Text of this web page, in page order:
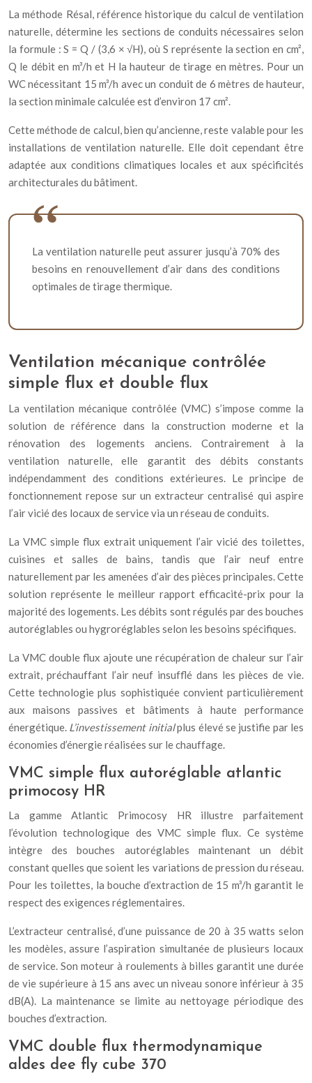
La méthode Résal, référence historique du calcul de ventilation
naturelle, détermine les sections de conduits nécessaires selon
la formule : S = Q / (3,6 × √H), où S représente la section en cm²,
Q le débit en m³/h et H la hauteur de tirage en mètres. Pour un
WC nécessitant 15 m³/h avec un conduit de 6 mètres de hauteur,
la section minimale calculée est d’environ 17 cm².
Cette méthode de calcul, bien qu’ancienne, reste valable pour les
installations de ventilation naturelle. Elle doit cependant être
adaptée aux conditions climatiques locales et aux spécificités
architecturales du bâtiment.
La ventilation naturelle peut assurer jusqu’à 70% des
besoins en renouvellement d’air dans des conditions
optimales de tirage thermique.
Ventilation mécanique contrôlée
simple flux et double flux
La ventilation mécanique contrôlée (VMC) s’impose comme la
solution de référence dans la construction moderne et la
rénovation des logements anciens. Contrairement à la
ventilation naturelle, elle garantit des débits constants
indépendamment des conditions extérieures. Le principe de
fonctionnement repose sur un extracteur centralisé qui aspire
l’air vicié des locaux de service via un réseau de conduits.
La VMC simple flux extrait uniquement l’air vicié des toilettes,
cuisines et salles de bains, tandis que l’air neuf entre
naturellement par les amenées d’air des pièces principales. Cette
solution représente le meilleur rapport efficacité-prix pour la
majorité des logements. Les débits sont régulés par des bouches
autoréglables ou hygroréglables selon les besoins spécifiques.
La VMC double flux ajoute une récupération de chaleur sur l’air
extrait, préchauffant l’air neuf insufflé dans les pièces de vie.
Cette technologie plus sophistiquée convient particulièrement
aux maisons passives et bâtiments à haute performance
énergétique. L’investissement initialplus élevé se justifie par les
économies d’énergie réalisées sur le chauffage.
VMC simple flux autoréglable atlantic
primocosy HR
La gamme Atlantic Primocosy HR illustre parfaitement
l’évolution technologique des VMC simple flux. Ce système
intègre des bouches autoréglables maintenant un débit
constant quelles que soient les variations de pression du réseau.
Pour les toilettes, la bouche d’extraction de 15 m³/h garantit le
respect des exigences réglementaires.
L’extracteur centralisé, d’une puissance de 20 à 35 watts selon
les modèles, assure l’aspiration simultanée de plusieurs locaux
de service. Son moteur à roulements à billes garantit une durée
de vie supérieure à 15 ans avec un niveau sonore inférieur à 35
dB(A). La maintenance se limite au nettoyage périodique des
bouches d’extraction.
VMC double flux thermodynamique
aldes dee fly cube 370